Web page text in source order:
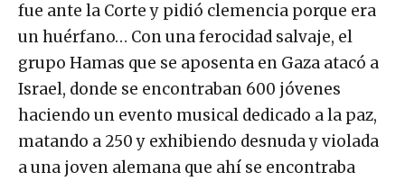
fue ante la Corte y pidió clemencia porque era
un huérfano… Con una ferocidad salvaje, el
grupo Hamas que se aposenta en Gaza atacó a
Israel, donde se encontraban 600 jóvenes
haciendo un evento musical dedicado a la paz,
matando a 250 y exhibiendo desnuda y violada
a una joven alemana que ahí se encontraba